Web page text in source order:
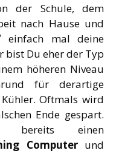
der Schule, dem
nach Hause und
einfach mal deine
bist Du eher der Typ
höheren Niveau
für derartige
Oftmals wird
Ende gespart.
bereits einen
Computerund